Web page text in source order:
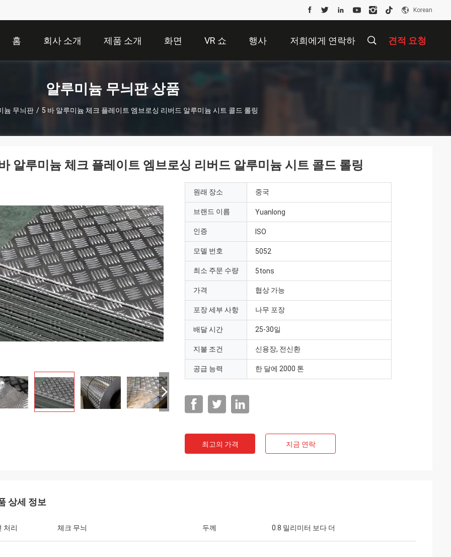
Korean
홈 회사 소개 제품 소개 화면 VR 쇼 행사 저희에게 연락하 견적 요청
알루미늄 무늬판 상품
늄 무늬판 / 5 바 알루미늄 체크 플레이트 엠브로싱 리버드 알루미늄 시트 콜드 롤링
좋은 제품, 좋은 서비스, 좋은 소싱 플랫폼은
좋은 제품, 좋은 서비스, 좋은 소싱 플랫폼은
스와 좋은 품질의 제품
알루미늄 체크 플레이트 엠브로싱 리버드 알루미늄 시트 콜드 롤링
원래 장소 중국
브랜드 이름 Yuanlong
인증 ISO
모델 번호 5052
최소 주문 수량 5tons
가격 협상 가능
포장 세부 사항 나무 포장
배달 시간 25-30일
지불 조건 신용장, 전신환
공급 능력 한 달에 2000 톤
최고의 가격 지금 연락
상세 정보
처리 체크 무늬 두께 0.8 밀리미터 보다 더